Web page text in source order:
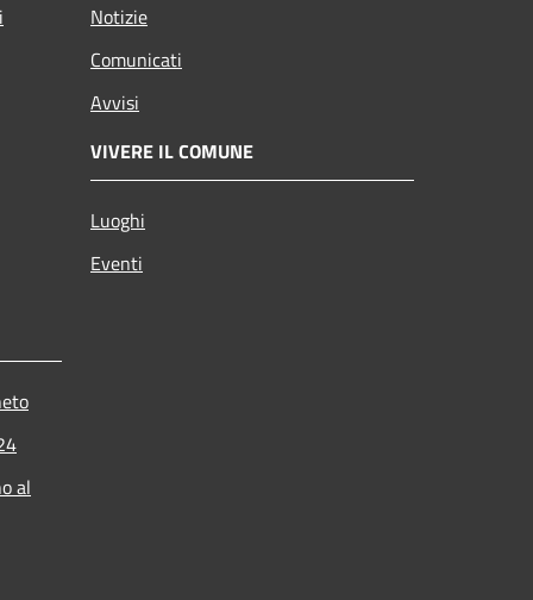
Notizie
Comunicati
Avvisi
VIVERE IL COMUNE
Luoghi
Eventi
al